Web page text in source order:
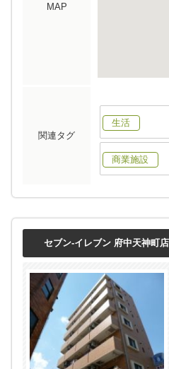
MAP
関連タグ
生活
商業施設
セブン-イレブン 府中天神町